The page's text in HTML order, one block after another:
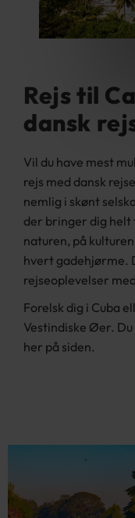
Rejs til
dansk
Vil du have mest
rejs med dansk
nemlig i skønt
der bringer dig
naturen, på
hvert gadehjørme.
rejseoplevelser
Forelsk dig i Cuba
Vestindiske Øer.
her på siden.